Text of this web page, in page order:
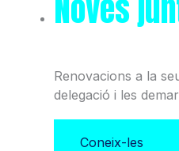
Renovacions a la
delegació i les
Coneix-les